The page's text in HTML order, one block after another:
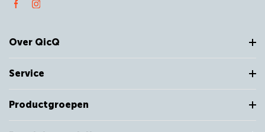
Over QicQ
Service
Productgroepen